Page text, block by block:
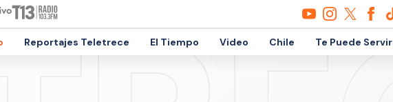
Reportajes Teletrece El Tiempo Video Chile Te Puede Servir